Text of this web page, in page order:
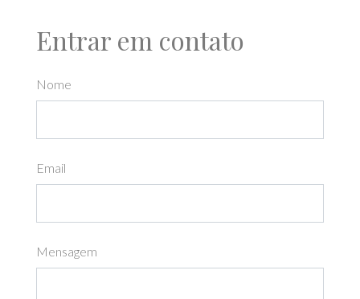
Entrar em contato
Nome
Email
Mensagem